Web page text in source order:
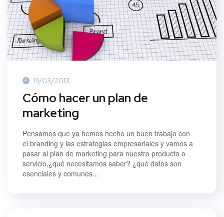
19/03/2013
Cómo hacer un plan de
marketing
Pensamos que ya hemos hecho un buen trabajo con
el branding y las estrategias empresariales y vamos a
pasar al plan de marketing para nuestro producto o
servicio,¿qué necesitamos saber? ¿qué datos son
esenciales y comunes...